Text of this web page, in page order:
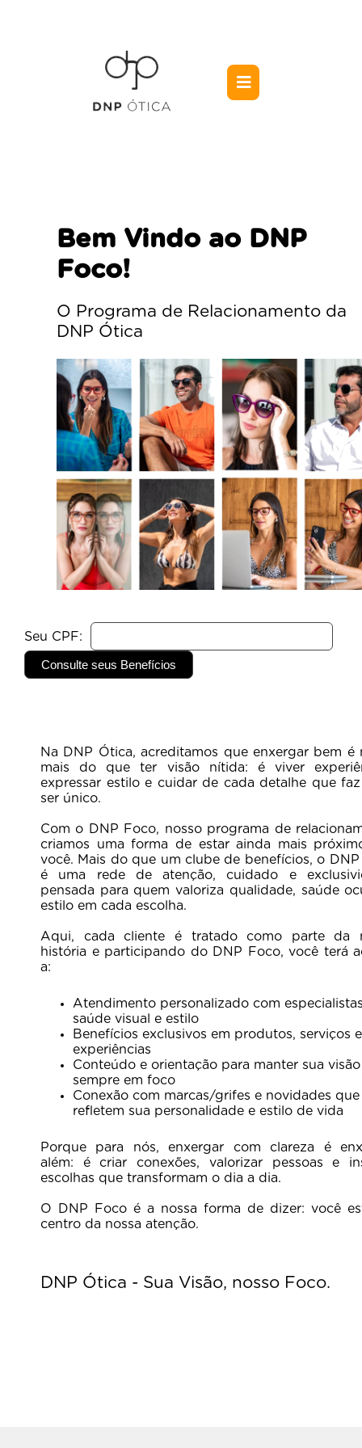
Bem Vindo ao DNP
Foco!
O Programa de Relacionamento da
DNP Ótica
Seu CPF:
Na DNP Ótica, acreditamos que enxergar bem é
mais do que ter visão nítida: é viver
expressar estilo e cuidar de cada detalhe que
ser único.
Com o DNP Foco, nosso programa de
criamos uma forma de estar ainda mais
você. Mais do que um clube de benefícios, o
é uma rede de atenção, cuidado e
pensada para quem valoriza qualidade, saúde
estilo em cada escolha.
Aqui, cada cliente é tratado como parte da
história e participando do DNP Foco, você terá
a:
Atendimento personalizado com
saúde visual e estilo
Benefícios exclusivos em produtos, serviços e
experiências
Conteúdo e orientação para manter sua visão
sempre em foco
Conexão com marcas/grifes e novidades que
refletem sua personalidade e estilo de vida
Porque para nós, enxergar com clareza é
além: é criar conexões, valorizar pessoas e
escolhas que transformam o dia a dia.
O DNP Foco é a nossa forma de dizer: você
centro da nossa atenção.
DNP Ótica - Sua Visão, nosso Foco.